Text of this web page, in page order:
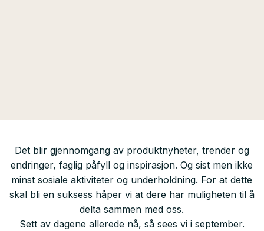
Det blir gjennomgang av produktnyheter, trender og
endringer, faglig påfyll og inspirasjon. Og sist men ikke
minst sosiale aktiviteter og underholdning. For at dette
skal bli en suksess håper vi at dere har muligheten til å
delta sammen med oss.
Sett av dagene allerede nå, så sees vi i september.